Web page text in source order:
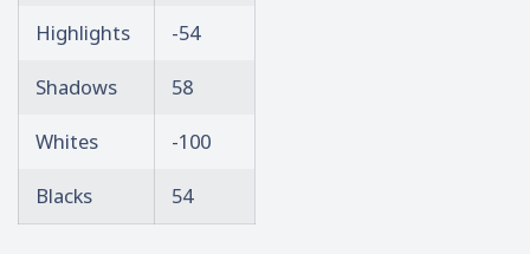
Highlights
-54
Shadows
58
Whites
-100
Blacks
54